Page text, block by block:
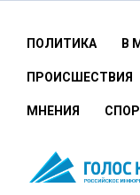
ПОЛИТИКА В
ПРОИСШЕСТВИЯ
МНЕНИЯ